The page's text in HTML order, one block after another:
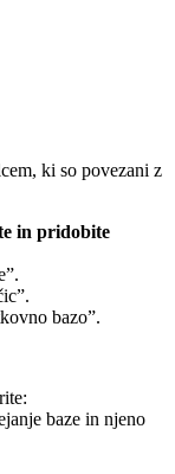
ki so povezani z
in pridobite
bazo”.
baze in njeno